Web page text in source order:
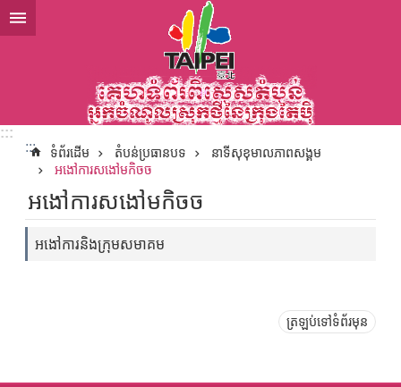
ទៅកាន់មាតិកាប្លុកមាតិកាសំខាន់
:::
:::
ទំព័រដើម តំបន់ប្រធានបទ
នាទីសុខុមាលភាពសង្គម
អងៅការសងៅមកិចច
អងៅការសងៅមកិចច
អងៅការនិងក្រុមសមាគម
ត្រឡប់ទៅទំព័រមុន